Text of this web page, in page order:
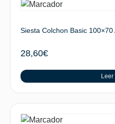
Siesta Colchon Basic 100×70
28,60€
Leer